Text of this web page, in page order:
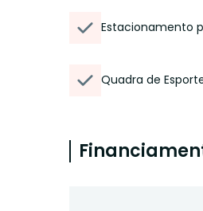
Estacionamento
Quadra de